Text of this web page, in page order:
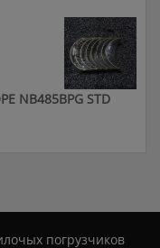
STD
погрузчиков